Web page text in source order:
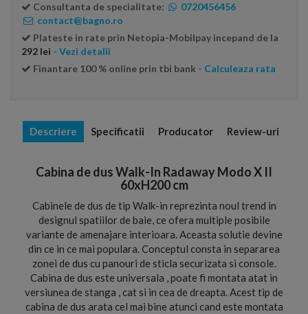
Consultanta de specialitate:
0720456456
contact@bagno.ro
Plateste in rate prin Netopia-Mobilpay incepand de la
292 lei - Vezi detalii
Finantare 100 % online prin tbi bank - Calculeaza rata
Descriere Specificatii Producator Review-uri
Cabina de dus Walk-In Radaway Modo X II
60xH200 cm
Cabinele de dus de tip Walk-in reprezinta noul trend in
designul spatiilor de baie, ce ofera multiple posibile
variante de amenajare interioara. Aceasta solutie devine
din ce in ce mai populara. Conceptul consta in separarea
zonei de dus cu panouri de sticla securizata si console.
Cabina de dus este universala , poate fi montata atat in
versiunea de stanga , cat si in cea de dreapta. Acest tip de
cabina de dus arata cel mai bine atunci cand este montata